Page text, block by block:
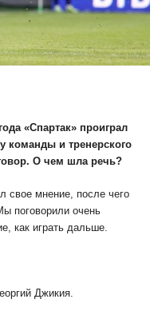
«Спартак» проиграл
команды и тренерского
О чем шла речь?
свое мнение, после чего
поговорили очень
как играть дальше.
Джикия.